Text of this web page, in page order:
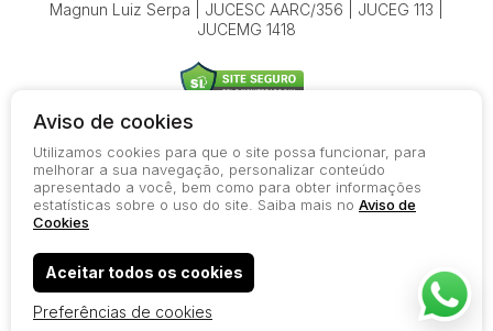
Magnun Luiz Serpa | JUCESC AARC/356 | JUCEG 113 |
JUCEMG 1418
© 2026-present - Todos os direitos reservados
Política de Privacidade
Termos de Uso
Aviso de cookies
Utilizamos cookies para que o site possa funcionar, para
melhorar a sua navegação, personalizar conteúdo
apresentado a você, bem como para obter informações
estatísticas sobre o uso do site. Saiba mais no Aviso de
Cookies
Aceitar todos os cookies
Preferências de cookies